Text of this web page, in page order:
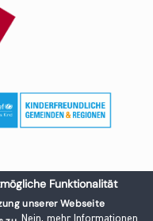
Funktionalität
unserer Webseite
Nein, mehr Informationen